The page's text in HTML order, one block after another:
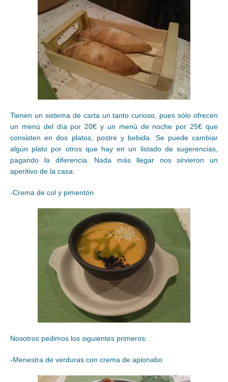
Tienen un sistema de carta un tanto curioso, pues sólo ofrecen
un menú del día por 20€ y un menú de noche por 25€ que
consisten en dos platos, postre y bebida. Se puede cambiar
algún plato por otros que hay en un listado de sugerencias,
pagando la diferencia. Nada más llegar nos sirvieron un
aperitivo de la casa:
-Crema de col y pimentón
Nosotros pedimos los siguientes primeros:
-Menestra de verduras con crema de apionabo